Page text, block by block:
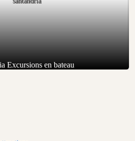
Excursions en bateau